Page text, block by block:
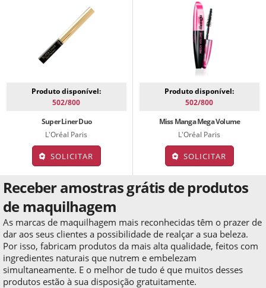
Produto disponível:
502/800
Super Liner Duo
L'Oréal Paris
SOLICITAR
Produto disponível:
502/800
Miss Manga Mega Volume
L'Oréal Paris
SOLICITAR
Receber amostras grátis de produtos
de maquilhagem
As marcas de maquilhagem mais reconhecidas têm o prazer de
dar aos seus clientes a possibilidade de realçar a sua beleza.
Por isso, fabricam produtos da mais alta qualidade, feitos com
ingredientes naturais que nutrem e embelezam
simultaneamente. E o melhor de tudo é que muitos desses
produtos estão à sua disposição gratuitamente.